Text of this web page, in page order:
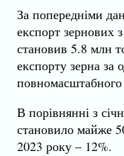
За попередніми
експорт зернових
становив 5.8 млн
експорту зерна за
повномасштабного
В порівнянні з
становило майже
2023 року – 12%.